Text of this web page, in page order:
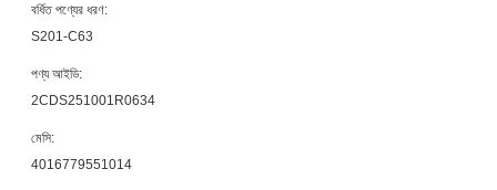
বর্ধিত পণ্যের ধরণ:
S201-C63
পণ্য আইডি:
2CDS251001R0634
মেসি:
4016779551014